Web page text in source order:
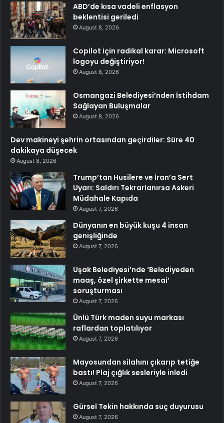
ABD’de kısa vadeli enflasyon
beklentisi geriledi
August 8, 2026
Copilot için radikal karar: Microsoft
logoyu değiştiriyor!
August 8, 2026
Osmangazi Belediyesi’nden İstihdam
Sağlayan Buluşmalar
August 8, 2026
Dev makineyi şehrin ortasından geçirdiler: Süre 40
dakikaya düşecek
August 8, 2026
Trump’tan Husilere ve İran’a Sert
Uyarı: Saldırı Tekrarlanırsa Askeri
Müdahale Kapıda
August 7, 2026
Dünyanın en büyük kuşu 4 insan
genişliğinde
August 7, 2026
Uşak Belediyesi’nde ‘Belediyeden
maaş, özel şirkette mesai’
soruşturması
August 7, 2026
Ünlü Türk maden suyu markası
raflardan toplatılıyor
August 7, 2026
Mayosundan silahını çıkarıp tetiğe
bastı! Plaj çığlık sesleriyle inledi
August 7, 2026
Gürsel Tekin hakkında suç duyurusu
August 7, 2026